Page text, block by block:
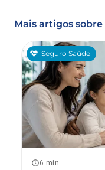
Mais artigos sobre
Seguro Saúde
6 min